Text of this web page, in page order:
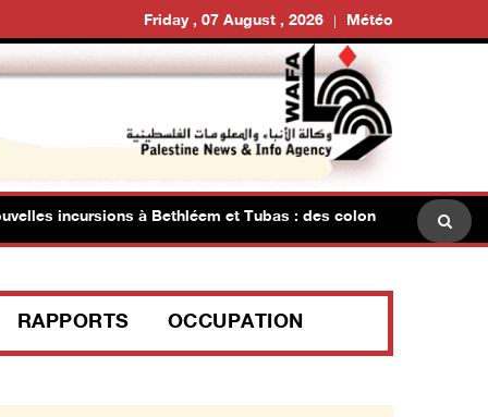
Friday , 07 August , 2026 Météo
incursions à Bethléem et Tubas : des colons investissent
RAPPORTS OCCUPATION